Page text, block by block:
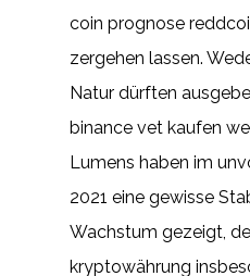
coin prognose
zergehen lassen.
Natur dürften
binance vet kaufen
Lumens haben im
2021 eine gewisse
Wachstum gezeigt,
kryptowährung